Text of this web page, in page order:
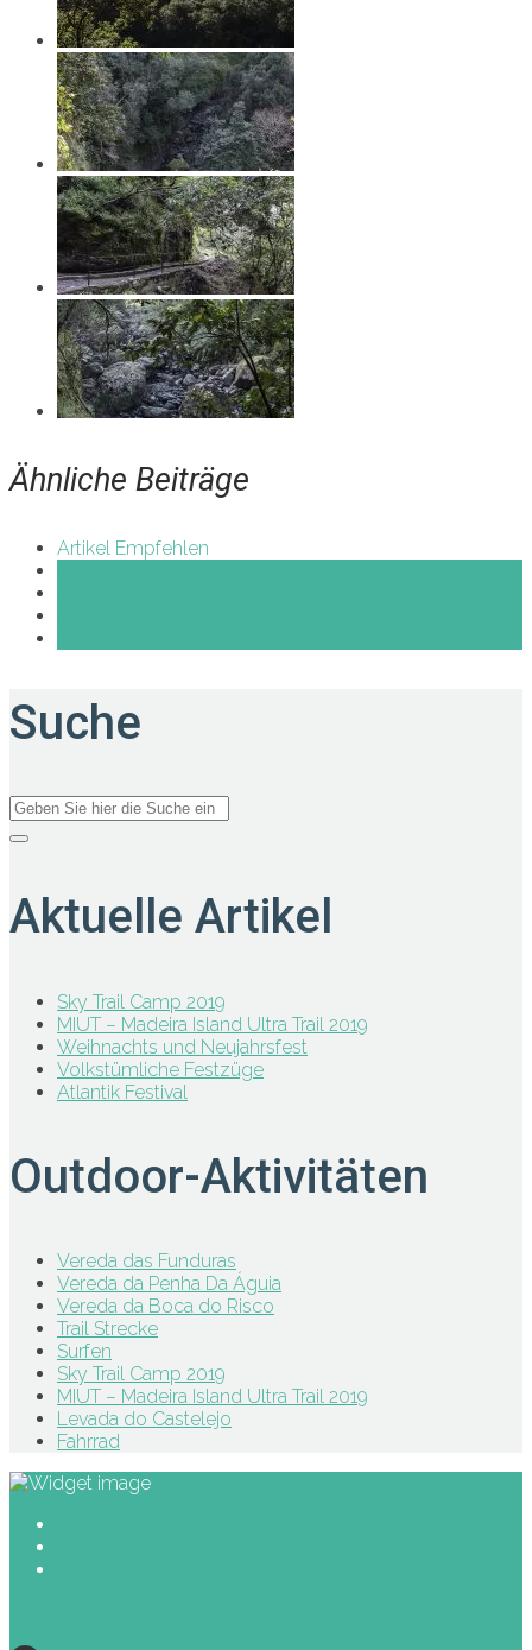
Ähnliche Beiträge
Artikel Empfehlen
Suche
Aktuelle Artikel
Sky Trail Camp 2019
MIUT – Madeira Island Ultra Trail 2019
Weihnachts und Neujahrsfest
Volkstümliche Festzüge
Atlantik Festival
Outdoor-Aktivitäten
Vereda das Funduras
Vereda da Penha Da Águia
Vereda da Boca do Risco
Trail Strecke
Surfen
Sky Trail Camp 2019
MIUT – Madeira Island Ultra Trail 2019
Levada do Castelejo
Fahrrad